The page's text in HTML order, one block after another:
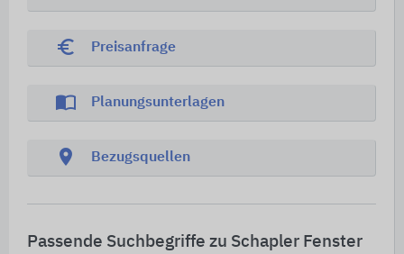
euro_symbol Preisanfrage
import_contacts Planungsunterlagen
location_on Bezugsquellen
Passende Suchbegriffe zu Schapler Fenster